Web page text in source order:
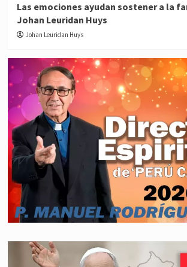
Las emociones ayudan sostener a la
Johan Leuridan Huys
Johan Leuridan Huys